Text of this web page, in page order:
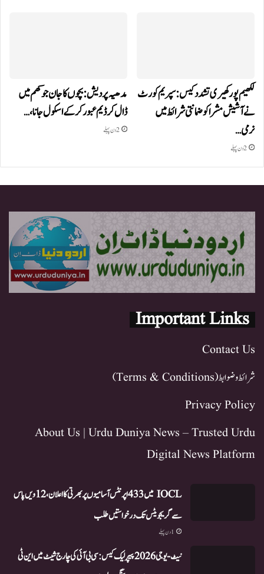
لکھیم پور کھیری تشدد کیس: سپریم کورٹ
نے آشیش مشرا کو ضمانتی شرائط میں
نرمی…
2 دن پہلے
مدھیہ پردیش: بچوں کا جان جوکھم میں
ڈال کر ڈیم عبور کر کے اسکول جانا،…
2 دن پہلے
Important Links
Contact Us
شرائط و ضوابط (Terms & Conditions)
Privacy Policy
About Us | Urdu Duniya News – Trusted Urdu
Digital News Platform
IOCL میں 433 اپرنٹس آسامیوں پر بھرتی کا اعلان، 12ویں پاس
سے گریجویٹس تک درخواستیں طلب
1 دن پہلے
نیٹ-یو جی 2026 پیپر لیک کیس: سی بی آئی کی چارج شیٹ میں این ٹی